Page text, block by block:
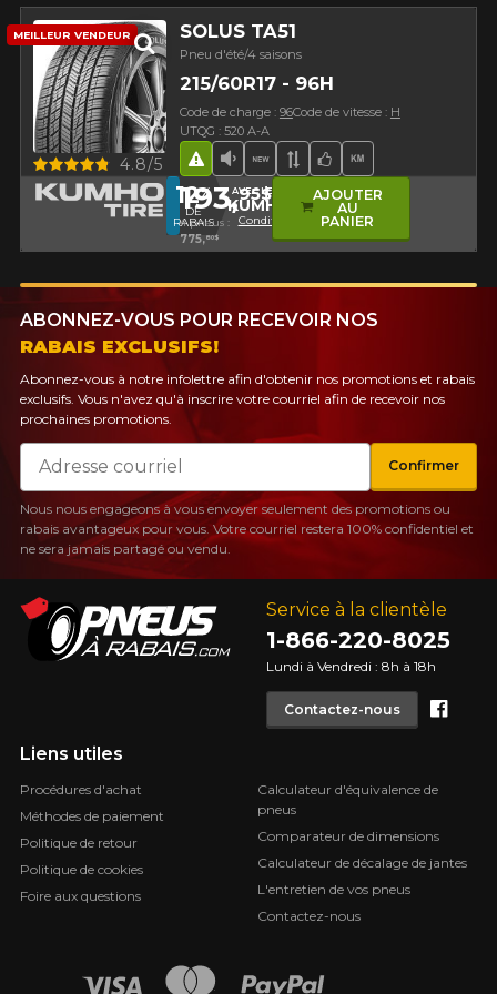
SOLUS TA51
Pneu d'été/4 saisons
215/60R17 - 96H
Code de charge : 96Code de vitesse : H
UTQG : 520 A-A
Faible niveau sonore
Nouveau produit
Bande de roulement
Choix de l'équipe
Haut
Hasard routier
Aperçu 4.8/5
MEILLEUR VENDEUR
12%
DE
RABAIS
AVEC LE CODE
KUMHO12
Conditions
193,95$
4 pneus :
775,80$
AJOUTER
AU
PANIER
Service à la clientèle
1-866-220-8025
Lundi à Vendredi : 8h à 18h
Contactez-nous
Liens utiles
Procédures d'achat
Méthodes de paiement
Politique de retour
Politique de cookies
Foire aux questions
Calculateur d'équivalence de
pneus
Comparateur de dimensions
Calculateur de décalage de jantes
L'entretien de vos pneus
Contactez-nous
ABONNEZ-VOUS POUR RECEVOIR NOS
RABAIS EXCLUSIFS!
Abonnez-vous à notre infolettre afin d'obtenir nos promotions et rabais
exclusifs. Vous n'avez qu'à inscrire votre courriel afin de recevoir nos
prochaines promotions.
Courriel
Confirmer
Nous nous engageons à vous envoyer seulement des promotions ou
rabais avantageux pour vous. Votre courriel restera 100% confidentiel et
ne sera jamais partagé ou vendu.